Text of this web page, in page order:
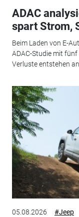
ADAC
spart Strom,
Beim Laden von E-
ADAC-Studie mit
Verluste entstehen
05.08.2026 #Jeep